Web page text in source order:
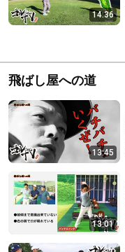
14:36
飛ばし屋への道
13:45
13:01